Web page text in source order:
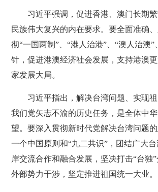
习近平强调，促进香港、澳门长期
民族伟大复兴的内在要求。要全面准确
彻“一国两制”、“港人治港”、“澳人治澳
针，促进港澳经济社会发展，支持港澳
家发展大局。
习近平指出，解决台湾问题、实现
我们党矢志不渝的历史任务，是全体中
望。要深入贯彻新时代党解决台湾问题
一个中国原则和“九二共识”，团结广大
岸交流合作和融合发展，坚决打击“台独
外部势力干涉，坚定推进祖国统一大业。